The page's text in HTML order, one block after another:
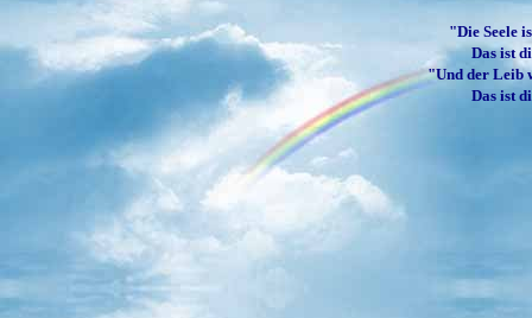
"Die Seele
Das ist
"Und der Leib
Das ist